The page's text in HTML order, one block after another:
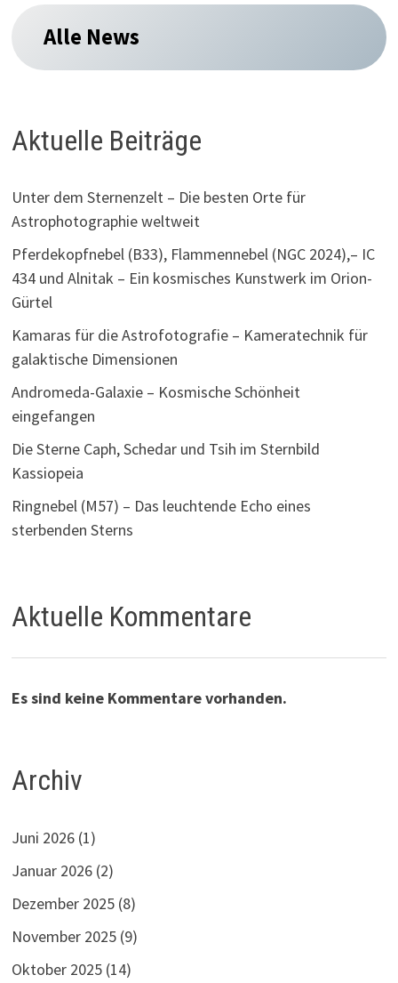
Alle News
Aktuelle Beiträge
Unter dem Sternenzelt – Die besten Orte für
Astrophotographie weltweit
Pferdekopfnebel (B33), Flammennebel (NGC 2024),– IC
434 und Alnitak – Ein kosmisches Kunstwerk im Orion-
Gürtel
Kamaras für die Astrofotografie – Kameratechnik für
galaktische Dimensionen
Andromeda-Galaxie – Kosmische Schönheit
eingefangen
Die Sterne Caph, Schedar und Tsih im Sternbild
Kassiopeia
Ringnebel (M57) – Das leuchtende Echo eines
sterbenden Sterns
Aktuelle Kommentare
Es sind keine Kommentare vorhanden.
Archiv
Juni 2026 (1)
Januar 2026 (2)
Dezember 2025 (8)
November 2025 (9)
Oktober 2025 (14)